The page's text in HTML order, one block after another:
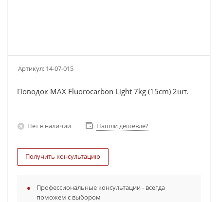
Артикул: 14-07-015
Поводок МАХ Fluorocarbon Light 7kg (15cm) 2шт.
Нет в наличии Нашли дешевле?
Получить консультацию
Профессиональные консультации - всегда
поможем с выбором